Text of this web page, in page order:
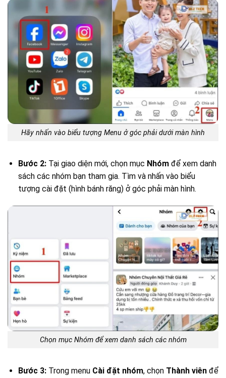
Hãy nhấn vào biểu tượng Menu ở góc phải dưới màn hình
Bước 2:Tại giao diện mới, chọn mục Nhómđể xem danh
sách các nhóm bạn tham gia. Tìm và nhấn vào biểu
tượng cài đặt (hình bánh răng) ở góc phải màn hình.
Chọn mục Nhóm để xem danh sách các nhóm
Bước 3:Trong menu Cài đặt nhóm, chọn Thành viênđể